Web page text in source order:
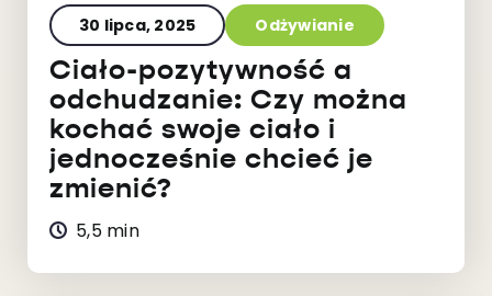
30 lipca, 2025 Odżywianie
Ciało-pozytywność a
odchudzanie: Czy można
kochać swoje ciało i
jednocześnie chcieć je
zmienić?
5,5 min